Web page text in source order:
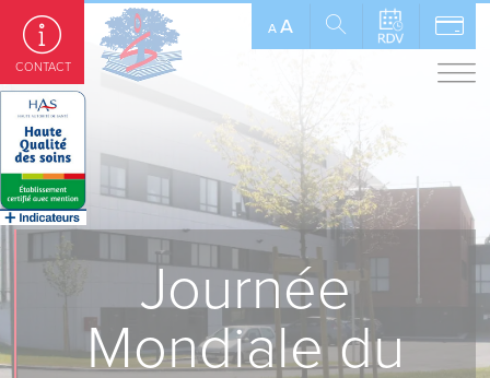
A A
Journée
Mondiale du
CONTACT
Panneau de gestion des cookies